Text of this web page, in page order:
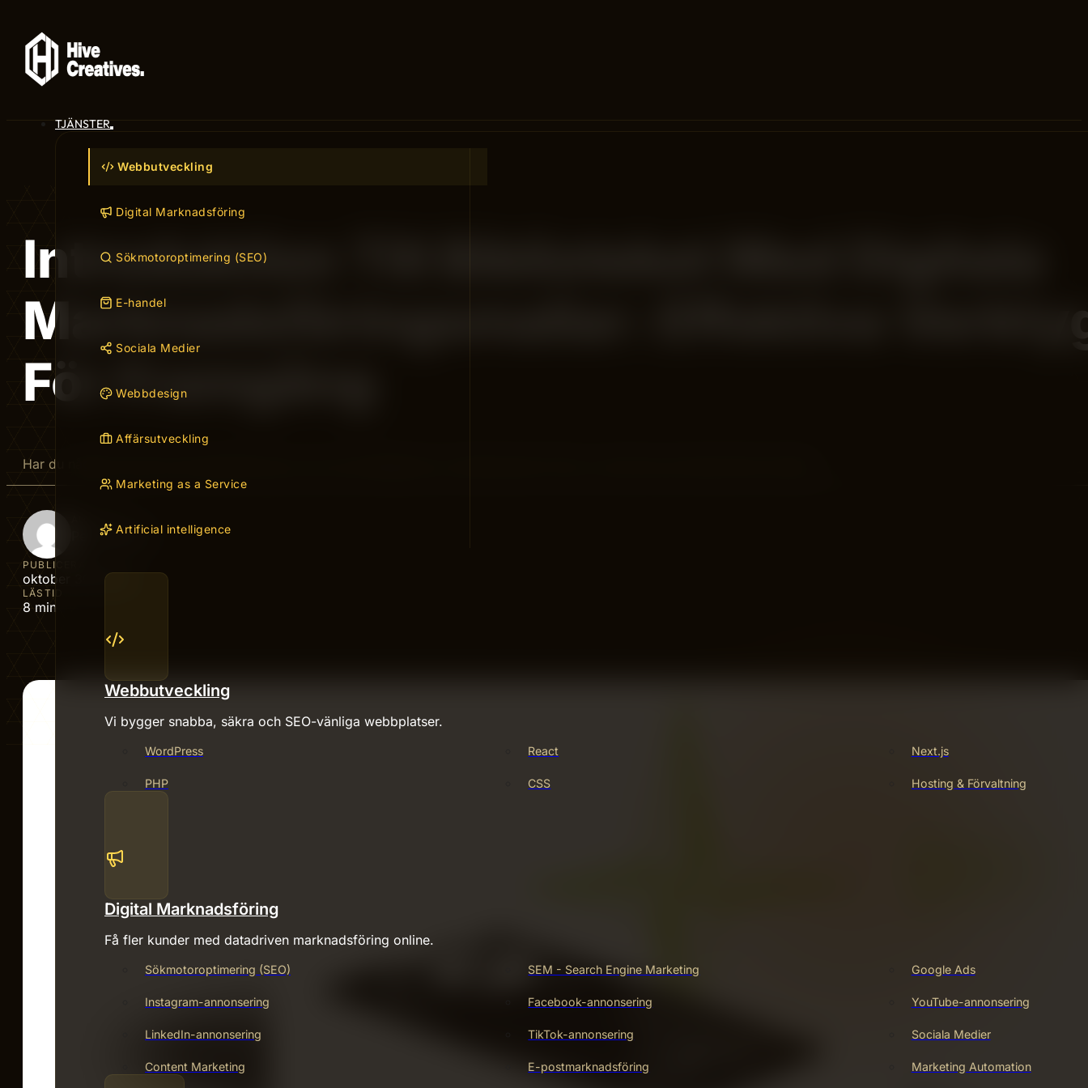
TJÄNSTER
Webbutveckling
Digital Marknadsföring
Sökmotoroptimering (SEO)
E-handel
Sociala Medier
Webbdesign
Affärsutveckling
Marketing as a Service
Artificial intelligence
Webbutveckling
Vi bygger snabba, säkra och SEO-vänliga webbplatser.
WordPress React Next.js
PHP CSS Hosting & Förvaltning
Digital Marknadsföring
Få fler kunder med datadriven marknadsföring online.
Sökmotoroptimering (SEO) SEM - Search Engine Marketing Google Ads
Instagram-annonsering Facebook-annonsering YouTube-annonsering
LinkedIn-annonsering TikTok-annonsering Sociala Medier
Content Marketing E-postmarknadsföring Marketing Automation
Introduktion Till Biblioteket Med Digitala
Marknadsföringsmallar: Effektiva
För Framgång
Har du någonsin känt att marknadsföring kan vara överväldigande och tidskrävande? Tänk om det fanns ett enkelt sätt att snabbt…
Peter Nordin
PUBLICERAD
oktober 30, 2025
LÄSTID
8 min